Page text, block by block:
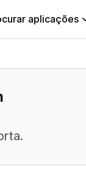
aplicações